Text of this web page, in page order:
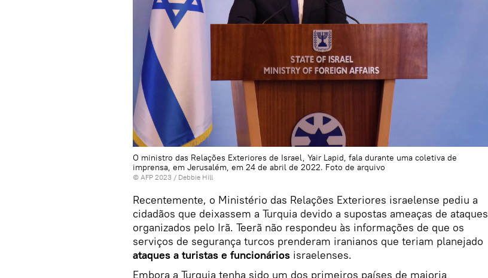
O ministro das Relações Exteriores de Israel, Yair Lapid, fala durante uma coletiva de
imprensa, em Jerusalém, em 24 de abril de 2022. Foto de arquivo
© AFP 2023 / Debbie Hill
Recentemente, o Ministério das Relações Exteriores israelense pediu a
cidadãos que deixassem a Turquia devido a supostas ameaças de ataques
organizados pelo Irã. Teerã não respondeu às informações de que os
serviços de segurança turcos prenderam iranianos que teriam planejado
ataques a turistas e funcionários israelenses.
Embora a Turquia tenha sido um dos primeiros países de maioria